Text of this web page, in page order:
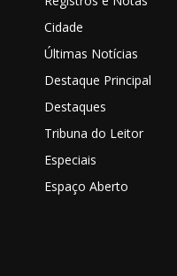
Cidade
Últimas Notícias
Destaque Principal
Destaques
Tribuna do Leitor
Especiais
Espaço Aberto